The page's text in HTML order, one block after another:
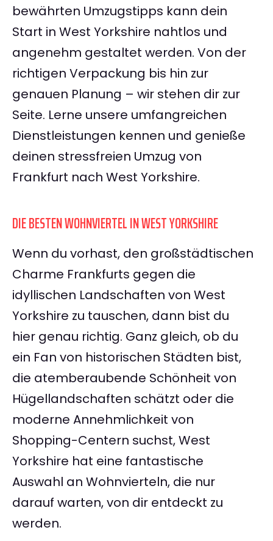
bewährten Umzugstipps kann dein
Start in West Yorkshire nahtlos und
angenehm gestaltet werden. Von der
richtigen Verpackung bis hin zur
genauen Planung – wir stehen dir zur
Seite. Lerne unsere umfangreichen
Dienstleistungen kennen und genieße
deinen stressfreien Umzug von
Frankfurt nach West Yorkshire.
DIE BESTEN WOHNVIERTEL IN WEST YORKSHIRE
Wenn du vorhast, den großstädtischen
Charme Frankfurts gegen die
idyllischen Landschaften von West
Yorkshire zu tauschen, dann bist du
hier genau richtig. Ganz gleich, ob du
ein Fan von historischen Städten bist,
die atemberaubende Schönheit von
Hügellandschaften schätzt oder die
moderne Annehmlichkeit von
Shopping-Centern suchst, West
Yorkshire hat eine fantastische
Auswahl an Wohnvierteln, die nur
darauf warten, von dir entdeckt zu
werden.